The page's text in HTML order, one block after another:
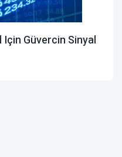
Güvercin Sinyal